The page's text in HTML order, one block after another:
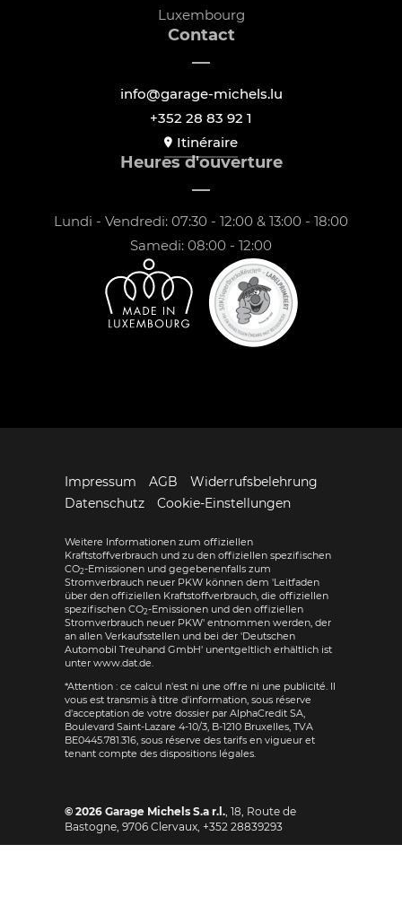
Luxembourg
Contact
info@garage-michels.lu
+352 28 83 92 1
Itinéraire
Heures d'ouverture
Lundi - Vendredi: 07:30 - 12:00 & 13:00 - 18:00
Samedi: 08:00 - 12:00
Impressum AGB
Widerrufsbelehrung
Datenschutz
Cookie-Einstellungen
Weitere Informationen zum offiziellen
Kraftstoffverbrauch und zu den offiziellen spezifischen
CO2-Emissionen und gegebenenfalls zum
Stromverbrauch neuer PKW können dem 'Leitfaden
über den offiziellen Kraftstoffverbrauch, die offiziellen
spezifischen CO2-Emissionen und den offiziellen
Stromverbrauch neuer PKW' entnommen werden, der
an allen Verkaufsstellen und bei der 'Deutschen
Automobil Treuhand GmbH' unentgeltlich erhältlich ist
unter www.dat.de.
*Attention : ce calcul n'est ni une offre ni une publicité. Il
vous est transmis à titre d'information, sous réserve
d'acceptation de votre dossier par AlphaCredit SA,
Boulevard Saint-Lazare 4-10/3, B-1210 Bruxelles, TVA
BE0445.781.316, sous réserve des tarifs en vigueur et
tenant compte des dispositions légales.
© 2026 Garage Michels S.a r.l., 18, Route de
Bastogne, 9706 Clervaux, +352 28839293